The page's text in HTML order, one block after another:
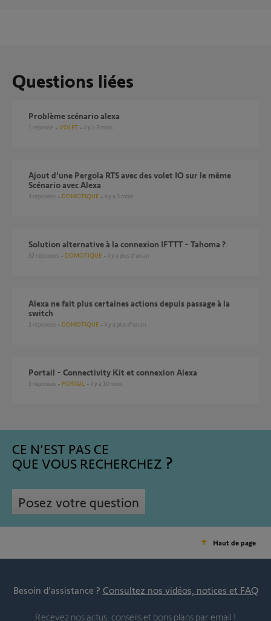
Questions liées
Problème scénario alexa
1 réponse VOLET il y a 3 mois
Ajout d'une Pergola RTS avec des volet IO sur le même
Scénario avec Alexa
3 réponses DOMOTIQUE il y a 3 mois
Solution alternative à la connexion IFTTT - Tahoma ?
32 réponses DOMOTIQUE il y a plus d'un an
Alexa ne fait plus certaines actions depuis passage à la
switch
2 réponses DOMOTIQUE il y a plus d'un an
Portail - Connectivity Kit et connexion Alexa
3 réponses PORTAIL il y a 10 mois
CE N'EST PAS CE
QUE VOUS RECHERCHEZ
Posez votre question
Haut de page
Besoin d’assistance ? Consultez nos vidéos, notices et FAQ
Recevez nos actus, conseils et bons plans par email !